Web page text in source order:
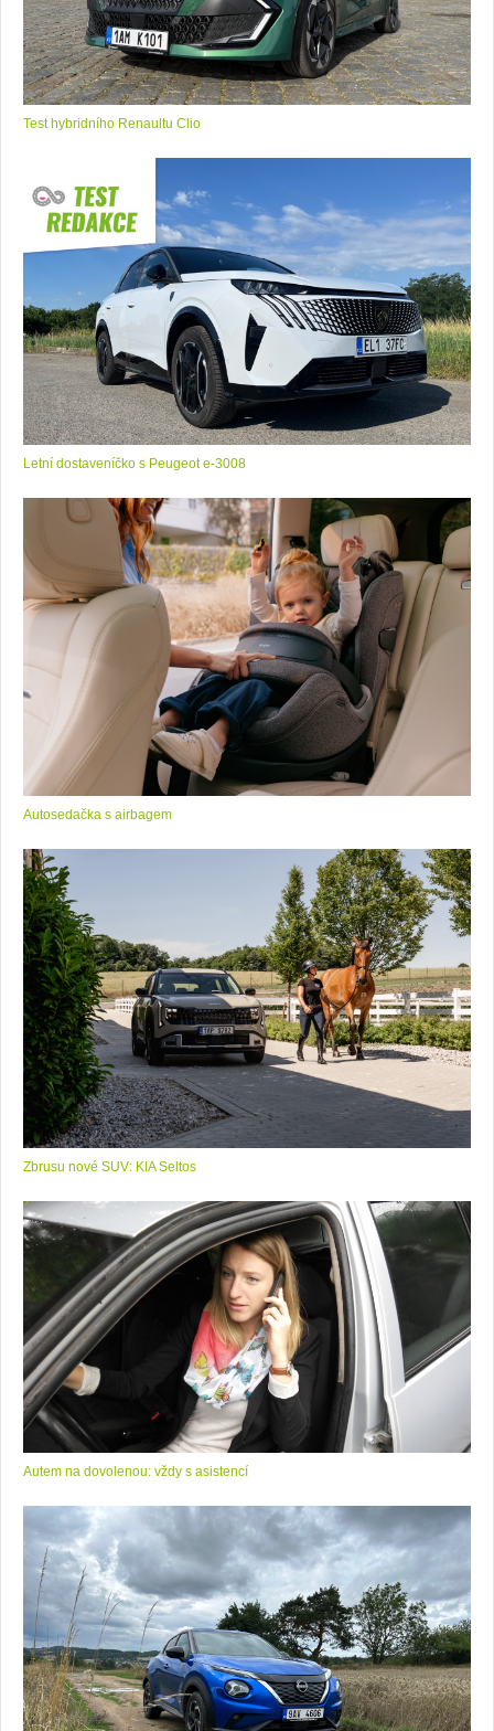
Test hybridního Renaultu Clio
Letní dostaveníčko s Peugeot e-3008
Autosedačka s airbagem
Zbrusu nové SUV: KIA Seltos
Autem na dovolenou: vždy s asistencí